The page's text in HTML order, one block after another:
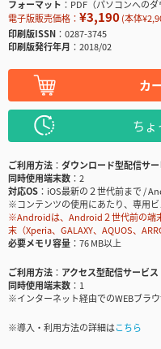
フォーマット
PDF（パソコンへのダ
電子版販売価格： ¥3,190(本体
印刷版ISSN
0287-3745
印刷版発行年月
2018/02
カ
ちょ
ご利用方法
ダウンロード型配信サー
同時使用端末数
2
対応OS
iOS最新の２世代前まで /
※コンテンツの使用にあたり、専用
※Androidは、Android２世代前の端
末（Xperia、GALAXY、AQUOS、
必要メモリ容量
76 MB以上
ご利用方法
アクセス型配信サービス
同時使用端末数
1
※インターネット経由でのWEBブラ
※導入・利用方法の詳細はこちら